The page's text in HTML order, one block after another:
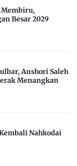
Membiru,
Besar 2029
Anshori Saleh
Menangkan
Nahkodai